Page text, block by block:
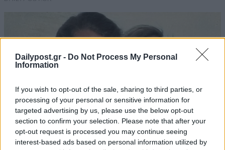
Dailypost.gr - Do Not Process My Personal
Information
If you wish to opt-out of the sale, sharing to third parties, or
processing of your personal or sensitive information for
targeted advertising by us, please use the below opt-out
section to confirm your selection. Please note that after your
opt-out request is processed you may continue seeing
interest-based ads based on personal information utilized by